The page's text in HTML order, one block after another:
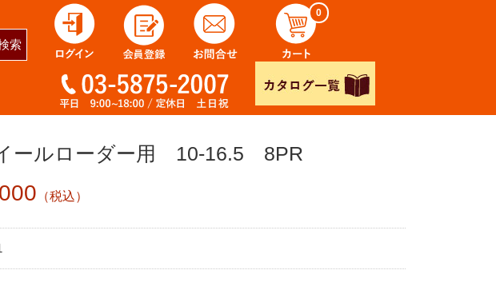
索
0
ールローダー用 10-16.5 8PR
（税込）